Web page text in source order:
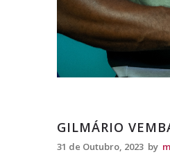
GILMÁRIO
31 de Outubro, 2023 by